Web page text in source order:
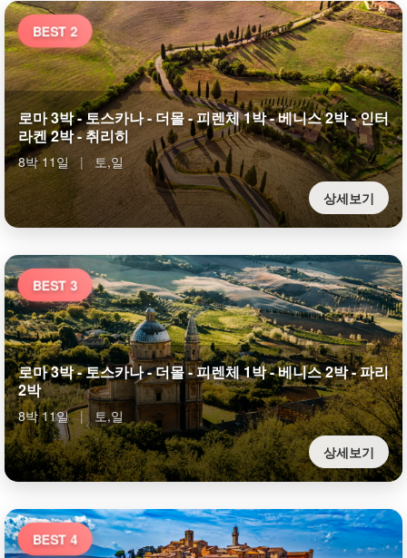
BEST 2
로마 3박 - 토스카나 - 더몰 - 피렌체 1박 - 베니스 2박 - 인터
라켄 2박 - 취리히
8박 11일 |
토,일
상세보기
BEST 3
로마 3박 - 토스카나 - 더몰 - 피렌체 1박 - 베니스 2박 - 파리
2박
8박 11일 |
토,일
상세보기
BEST 4